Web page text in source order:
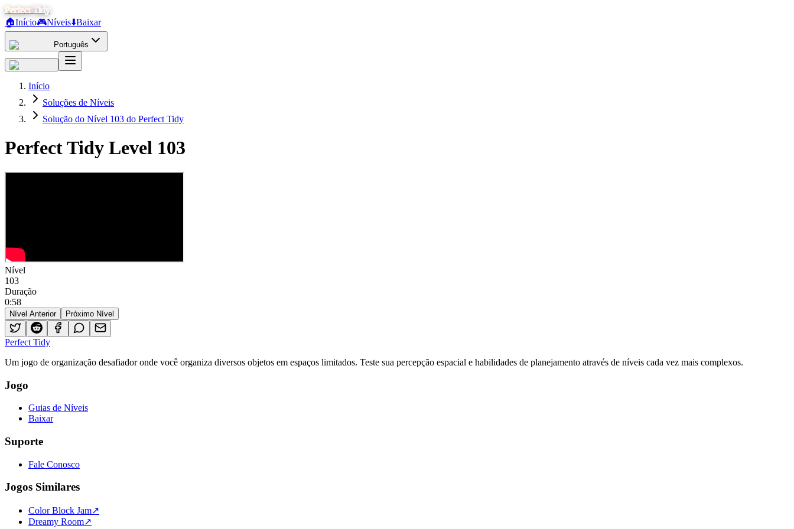
Perfect Tidy
🏠Início🎮Níveis⬇️Baixar
Português
Início
Soluções de Níveis
Solução do Nível 103 do Perfect Tidy
Perfect Tidy Level 103
Nível
103
Duração
0:58
Nível Anterior Próximo Nível
Perfect Tidy
Um jogo de organização desafiador onde você organiza diversos objetos em espaços limitados. Teste sua percepção espacial e habilidades de planejamento através de níveis cada vez mais complexos.
Jogo
Guias de Níveis
Baixar
Suporte
Fale Conosco
Jogos Similares
Color Block Jam↗️
Dreamy Room↗️